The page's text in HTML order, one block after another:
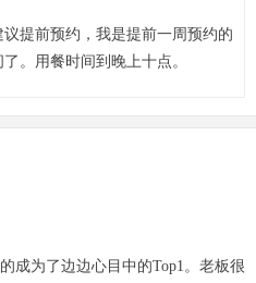
提前预约，我是提前一周预约的
。用餐时间到晚上十点。
成为了边边心目中的Top1。老板很